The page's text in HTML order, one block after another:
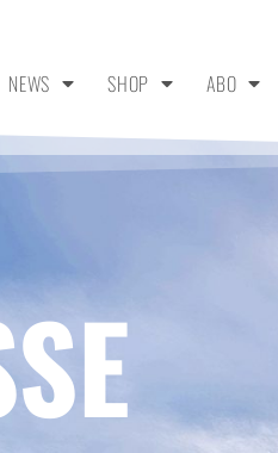
NEWS SHOP ABO